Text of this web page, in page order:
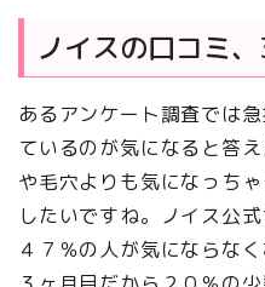
ノイスの口コミ
あるアンケート調査では
ているのが気になると答
や毛穴よりも気になっち
したいですね。ノイス公
４７％の人が気にならな